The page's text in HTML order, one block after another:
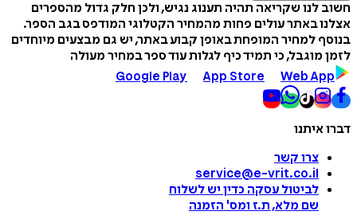
חשוב לנו שקריאה תהיה תענוג נגיש, ולכן חלק גדול מהספרים
אצלנו באתר עולים פחות מהמחיר הקטלוגי המודפס בגב הספר.
בנוסף למחיר המופחת באופן קבוע באתר, יש גם מבצעים מיוחדים
לזמן מוגבל, כי תמיד כיף לגלות עוד ספר במחיר מעולה
Google Play
App Store Web App
דברו איתנו
צרו קשר
service@e-vrit.co.il
לביטול עסקה כדין יש לשלוח
שם מלא, ת.ז ומס' הזמנה